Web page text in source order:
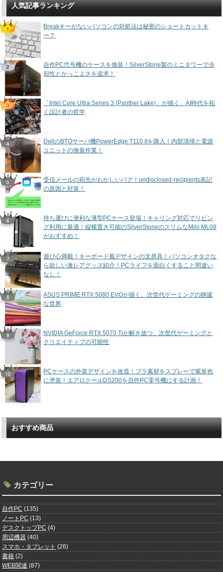
人気記事ランキング
Breakキーがないパソコンの対処法は秘密のショートカットキ
ー？
自作PC弐号機のケースを換装！SilverStone製のミニタワーで冷
却性とかっこよさを追求！
「Intel Core Ultra Series 3 (Panther Lake)」が描く、AI時代を拓
く設計者の哲学
DellのBTOサーバ機PowerEdge T110 IIを購入！内部清掃と電源
ユニットの換装作業！
受信メールの宛先がおかしいバグ！undisclosed-recipients表記
の原因と対策！
持ち運びに便利な薄型PCケース登場！キャリング対応でリビン
グ利用に最適！縦横置き可能のSilverStoneのスリムなMilo ML08
がおすすめ！
遊び心満載！キーボード風デザインの文房具！パソコンオタクな
ら欲しい激レアグッズ紹介！PCライフを面白くすること間違い
なし！
ASUS PRIME RTX 5080 EVOが描く、次世代ゲーミングの静謐
な世界
NVIDIA GeForce RTX 5070 Tiが解き放つ、次世代ゲーミングと
クリエイティブの可能性
PCケースの外装デザインを改造！プラ素材をスプレーで紫単色
に塗装！エアロクールDS200を自作PC零号機にする計画！
おすすめ商品
カテゴリー
自作PC (135)
ノートPC (13)
デスクトップPC (4)
周辺機器 (40)
スマホ・タブレット (26)
書籍 (2)
WEB関連 (87)